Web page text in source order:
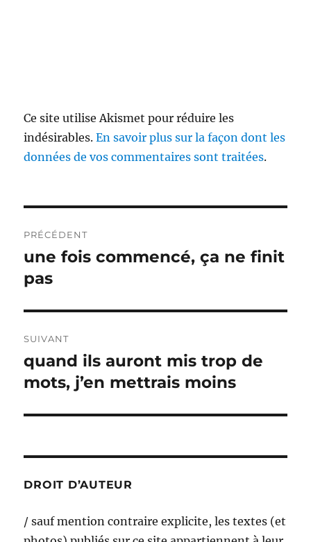
Ce site utilise Akismet pour réduire les
indésirables.En savoir plus sur la façon dont les
données de vos commentaires sont traitées.
de
l’article
PRÉCÉDENT
Publication
précédente :
une fois commencé, ça ne finit
pas
SUIVANT
Publication
suivante :
quand ils auront mis trop de
mots, j’en mettrais moins
DROIT D’AUTEUR
/ sauf mention contraire explicite, les textes (et